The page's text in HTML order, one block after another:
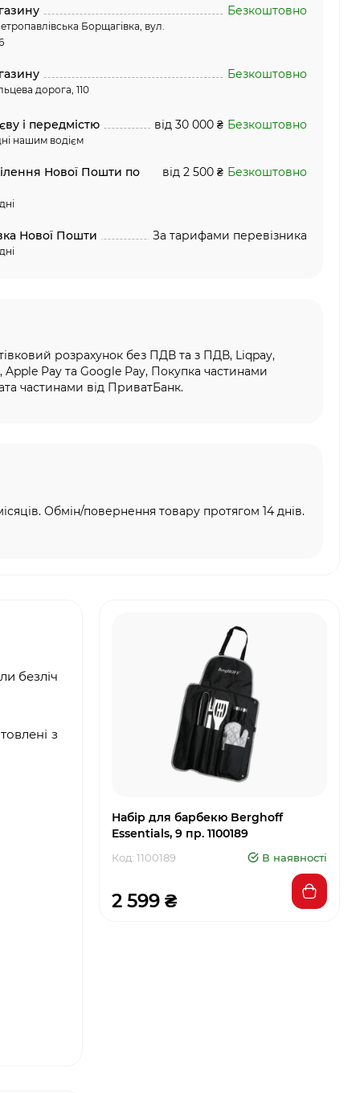
Борщагівка, вул.
Безкоштовно
дорога, 110
Безкоштовно
і передмістю
нашим водієм
від 30 000 ₴ Безкоштовно
Нової Пошти по від 2 500 ₴ Безкоштовно
Нової Пошти За тарифами перевізника
розрахунок без ПДВ та з ПДВ, Liqpay,
Apple Pay та Google Pay, Покупка частинами
частинами від ПриватБанк.
Обмін/повернення товару протягом 14 днів.
безліч
з
Набір для барбекю Berghoff
Essentials, 9 пр. 1100189
Код: 1100189 В наявності
2 599 ₴